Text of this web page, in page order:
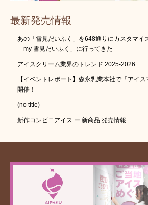
最新発売情報
あの「雪見だいふく」を648通りにカスタマイ
「my 雪見だいふく」に行ってきた
アイスクリーム業界のトレンド 2025-2026
【イベントレポート】森永乳業本社で「アイ
開催！
(no title)
新作コンビニアイス ー 新商品 発売情報